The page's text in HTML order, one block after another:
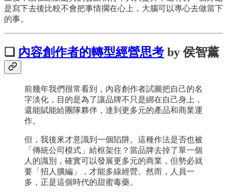
是寫下去後比較不會把事情擱在心上，大腦可以專心去做當下
的事。
❏ 內容創作者的轉型經營思考 by 侯智薰
前幾年我們很常看到，內容創作者試圖把自己的名
字淡化，目的是為了讓品牌不只是綁在自己身上，
還能賦能給團隊夥伴，達到更多元的產品和商業運
作。​
但，我後來才意識到一個陷阱。這種作法是否也被
「傳統公司模式」給框架住？​當品牌去掉了單一個
人的識別，確實可以發展更多元的商業，但勢必就
要「招人擴編」，才能多線經營。然而，人員一
多，正是這個時代的甜蜜毒藥。